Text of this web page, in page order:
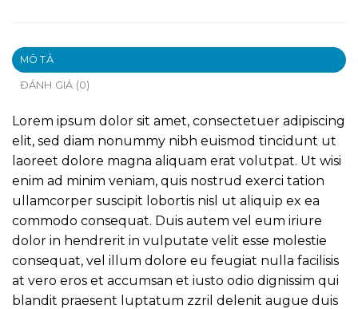
MÔ TẢ
ĐÁNH GIÁ (0)
Lorem ipsum dolor sit amet, consectetuer adipiscing
elit, sed diam nonummy nibh euismod tincidunt ut
laoreet dolore magna aliquam erat volutpat. Ut wisi
enim ad minim veniam, quis nostrud exerci tation
ullamcorper suscipit lobortis nisl ut aliquip ex ea
commodo consequat. Duis autem vel eum iriure
dolor in hendrerit in vulputate velit esse molestie
consequat, vel illum dolore eu feugiat nulla facilisis
at vero eros et accumsan et iusto odio dignissim qui
blandit praesent luptatum zzril delenit augue duis